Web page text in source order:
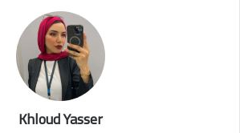
Khloud Yasser